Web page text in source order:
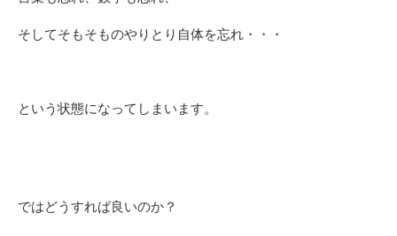
そしてそもそものやりとり自体を忘れ・・・
という状態になってしまいます。
ではどうすれば良いのか？